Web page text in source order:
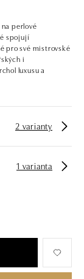
perlové
spojují
pro své mistrovské
i
luxusu a
2 varianty
1 varianta